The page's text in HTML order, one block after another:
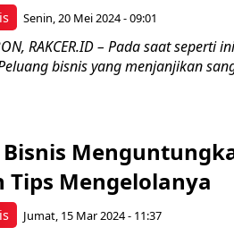
Senin, 20 Mei 2024 - 09:01
RAKCER.ID – Pada saat
bisnis yang menjanjikan
Tips Mengelolanya
Jumat, 15 Mar 2024 - 11:37